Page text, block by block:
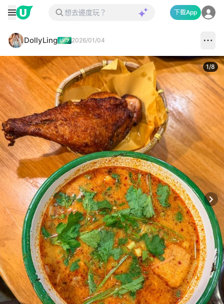
下載App
DollyLing 2026/01/04
1/8